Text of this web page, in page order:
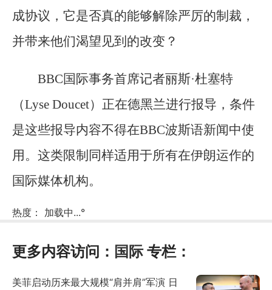
成协议，它是否真的能够解除严厉的制裁，
并带来他们渴望见到的改变？
BBC国际事务首席记者丽斯·杜塞特
（Lyse Doucet）正在德黑兰进行报导，条件
是这些报导内容不得在BBC波斯语新闻中使
用。这类限制同样适用于所有在伊朗运作的
国际媒体机构。
热度： 加载中...°
更多内容访问： 国际专栏：
美菲启动历来最大规模“肩并肩”军演 日